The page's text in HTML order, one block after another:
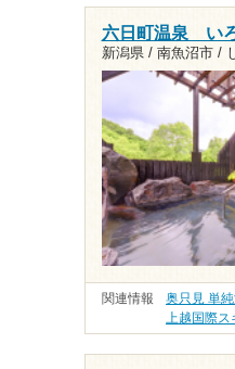
六日町温泉 い
新潟県 / 南魚沼市 /
関連情報 奥只見 単
上越国際ス